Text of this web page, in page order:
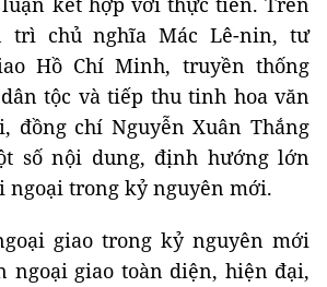
trì chủ nghĩa Mác Lê-nin, tư
Hồ Chí Minh, truyền thống
tộc và tiếp thu tinh hoa văn
đồng chí Nguyễn Xuân Thắng
số nội dung, định hướng lớn
ngoại trong kỷ nguyên mới.
giao trong kỷ nguyên mới
ngoại giao toàn diện, hiện đại,